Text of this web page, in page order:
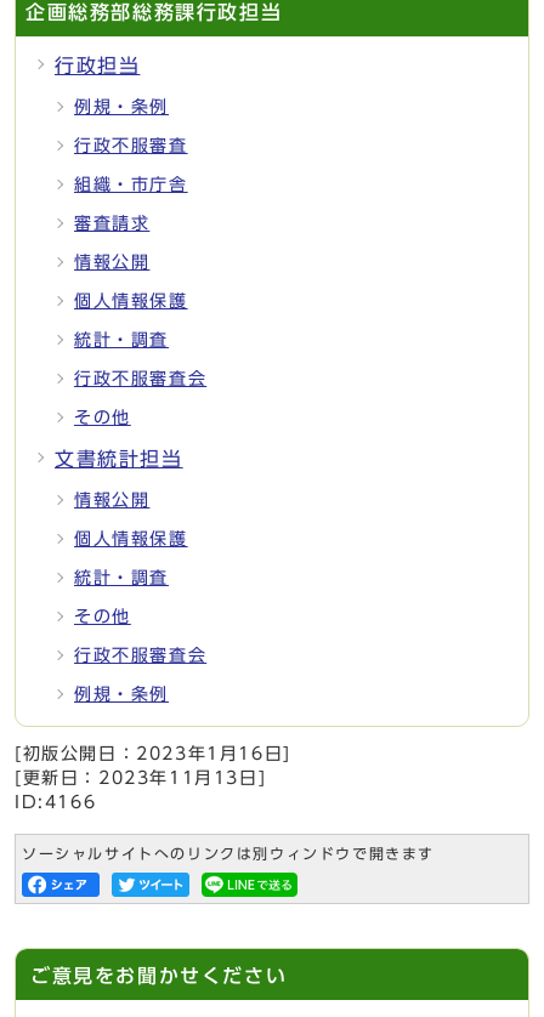
企画総務部総務課行政担当
行政担当
例規・条例
行政不服審査
組織・市庁舎
審査請求
情報公開
個人情報保護
統計・調査
行政不服審査会
その他
文書統計担当
情報公開
個人情報保護
統計・調査
その他
行政不服審査会
例規・条例
[初版公開日： 2023年1月16日
[更新日： 2023年11月13日
ID:4166
ソーシャルサイトへのリンクは別ウィンドウで開きます
ご意見をお聞かせください